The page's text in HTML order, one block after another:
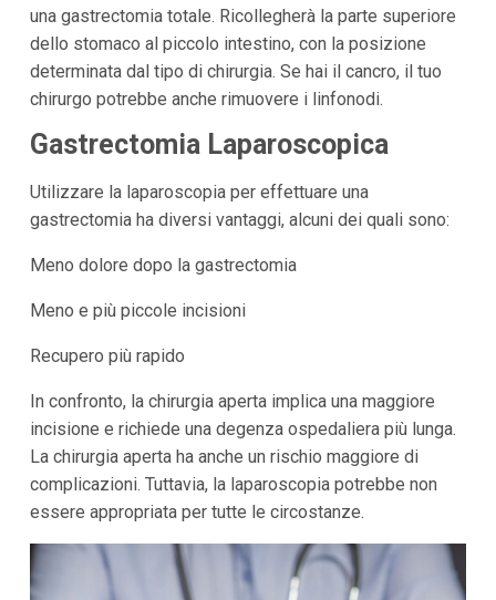
una gastrectomia totale. Ricollegherà la parte superiore
dello stomaco al piccolo intestino, con la posizione
determinata dal tipo di chirurgia. Se hai il cancro, il tuo
chirurgo potrebbe anche rimuovere i linfonodi.
Gastrectomia Laparoscopica
Utilizzare la laparoscopia per effettuare una
gastrectomia ha diversi vantaggi, alcuni dei quali sono:
Meno dolore dopo la gastrectomia
Meno e più piccole incisioni
Recupero più rapido
In confronto, la chirurgia aperta implica una maggiore
incisione e richiede una degenza ospedaliera più lunga.
La chirurgia aperta ha anche un rischio maggiore di
complicazioni. Tuttavia, la laparoscopia potrebbe non
essere appropriata per tutte le circostanze.